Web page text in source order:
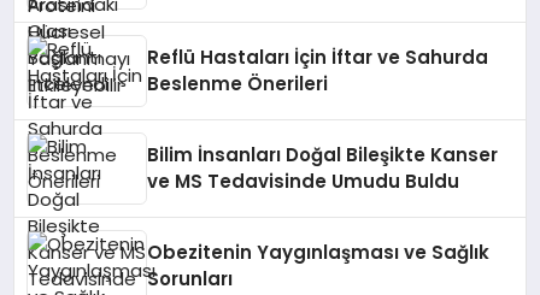
Reflü Hastaları İçin İftar ve Sahurda
Beslenme Önerileri
Bilim İnsanları Doğal Bileşikte Kanser
ve MS Tedavisinde Umudu Buldu
Obezitenin Yaygınlaşması ve Sağlık
Sorunları